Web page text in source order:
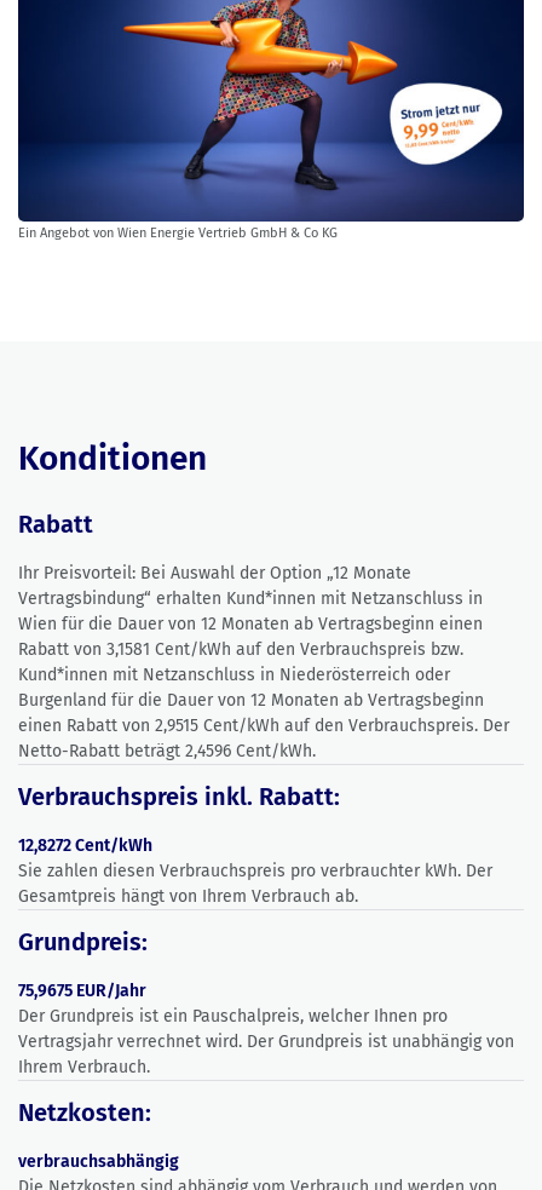
Ein Angebot von Wien Energie Vertrieb GmbH & Co KG
Konditionen
Rabatt
Ihr Preisvorteil: Bei Auswahl der Option „12 Monate
Vertragsbindung“ erhalten Kund*innen mit Netzanschluss in
Wien für die Dauer von 12 Monaten ab Vertragsbeginn einen
Rabatt von 3,1581 Cent/kWh auf den Verbrauchspreis bzw.
Kund*innen mit Netzanschluss in Niederösterreich oder
Burgenland für die Dauer von 12 Monaten ab Vertragsbeginn
einen Rabatt von 2,9515 Cent/kWh auf den Verbrauchspreis. Der
Netto-Rabatt beträgt 2,4596 Cent/kWh.
Verbrauchspreis inkl. Rabatt:
12,8272 Cent/kWh
Sie zahlen diesen Verbrauchspreis pro verbrauchter kWh. Der
Gesamtpreis hängt von Ihrem Verbrauch ab.
Grundpreis:
75,9675 EUR/Jahr
Der Grundpreis ist ein Pauschalpreis, welcher Ihnen pro
Vertragsjahr verrechnet wird. Der Grundpreis ist unabhängig von
Ihrem Verbrauch.
Netzkosten:
verbrauchsabhängig